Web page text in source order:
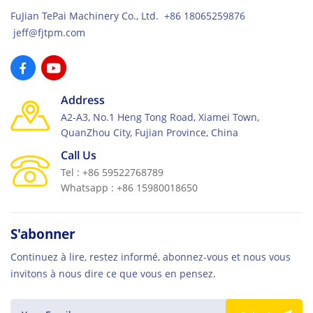
international heavy machinery brands, including
TTM, Putzmeister, and Bull, providing world-class
Bangladesh. With its commitment to technical
expertise, adaptability, and professionalism,
delivering advanced construction technologies. We
look forward to welcoming you at Bangladesh
Builcon 2025 and showcasing how TPM’s cement
block machine solutions can contribute to your next
construction success.
FuJian TePai Machinery Co., Ltd. +86 18065259876
jeff@fjtpm.com
Address
A2-A3, No.1 Heng Tong Road, Xiamei Town,
QuanZhou City, Fujian Province, China
Call Us
Tel : +86 59522768789
Whatsapp : +86 15980018650
S'abonner
Continuez à lire, restez informé, abonnez-vous et nous vous
invitons à nous dire ce que vous en pensez.